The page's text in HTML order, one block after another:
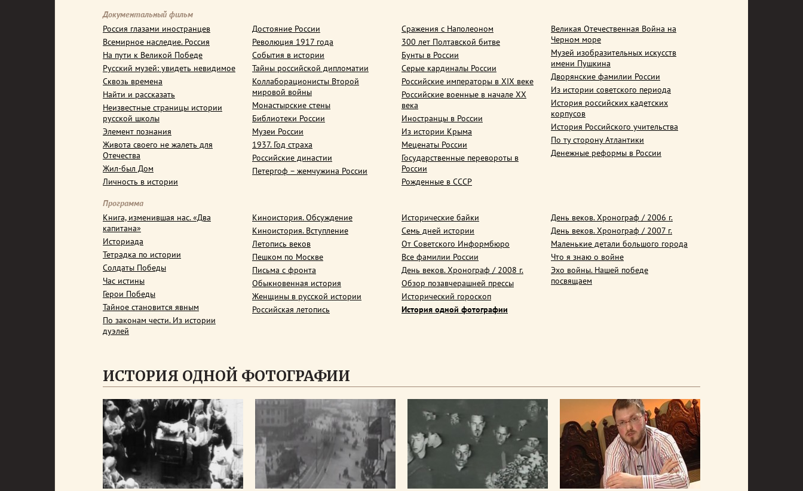
Документальный фильм
Россия глазами иностранцев
Всемирное наследие. Россия
На пути к Великой Победе
Русский музей: увидеть невидимое
Сквозь времена
Найти и рассказать
Неизвестные страницы истории
русской школы
Элемент познания
Живота своего не жалеть для
Отечества
Жил-был Дом
Личность в истории
Достояние России
Революция 1917 года
События в истории
Тайны российской дипломатии
Коллаборационисты Второй
мировой войны
Монастырские стены
Библиотеки России
Музеи России
1937. Год страха
Российские династии
Петергоф – жемчужина России
Сражения с Наполеоном
300 лет Полтавской битве
Бунты в России
Серые кардиналы России
Российские императоры в XIX веке
Российские военные в начале ХХ
века
Иностранцы в России
Из истории Крыма
Меценаты России
Государственные перевороты в
России
Рожденные в СССР
Великая Отечественная Война на
Черном море
Музей изобразительных искусств
имени Пушкина
Дворянские фамилии России
Из истории советского периода
История российских кадетских
корпусов
История Российского учительства
По ту сторону Атлантики
Денежные реформы в России
Программа
Книга, изменившая нас. «Два
капитана»
Историада
Тетрадка по истории
Солдаты Победы
Час истины
Герои Победы
Тайное становится явным
По законам чести. Из истории
дуэлей
Киноистория. Обсуждение
Киноистория. Вступление
Летопись веков
Пешком по Москве
Письма с фронта
Обыкновенная история
Женщины в русской истории
Российская летопись
Исторические байки
Семь дней истории
От Советского Информбюро
Все фамилии России
День веков. Хронограф / 2008 г.
Обзор позавчерашней прессы
Исторический гороскоп
История одной фотографии
День веков. Хронограф / 2006 г.
День веков. Хронограф / 2007 г.
Маленькие детали большого города
Что я знаю о войне
Эхо войны. Нашей победе
посвящаем
ИСТОРИЯ ОДНОЙ ФОТОГРАФИИ